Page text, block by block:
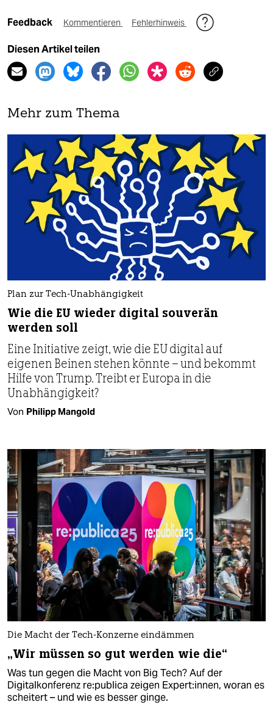
Feedback Kommentieren Fehlerhinweis
Diesen Artikel teilen
Mehr zum Thema
Plan zur Tech-Unabhängigkeit
Wie die EU wieder digital souverän
werden soll
Eine Initiative zeigt, wie die EU digital auf
eigenen Beinen stehen könnte – und bekommt
Hilfe von Trump. Treibt er Europa in die
Unabhängigkeit?
Von Philipp Mangold
Die Macht der Tech-Konzerne eindämmen
„Wir müssen so gut werden wie die“
Was tun gegen die Macht von Big Tech? Auf der
Digitalkonferenz re:­pu­bli­ca zeigen Expert:innen, woran es
scheitert – und wie es besser ginge.